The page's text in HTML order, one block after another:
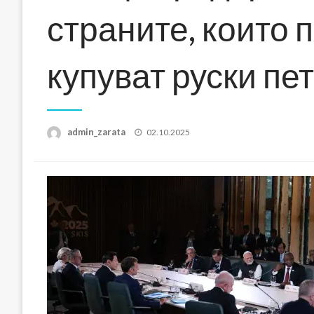
страните, които
купуват руски
admin_zarata
Posted
02.10.2025